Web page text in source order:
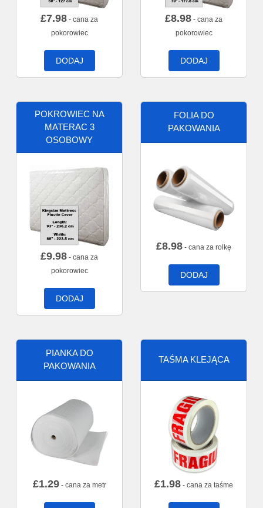
£7.98 - cana za
pokorowiec
DODAJ
£8.98 - cana za
pokorowiec
DODAJ
POKROWIEC NA
MATERAC 3
OSOBOWY
£9.98 - cana za
pokorowiec
DODAJ
FOLIA DO
PAKOWANIA
£8.98 - cana za rolkę
DODAJ
PIANKA DO
PAKOWANIA
£1.29- cana za metr
TAŚMA KLEJĄCA
£1.98 - cana za taśme